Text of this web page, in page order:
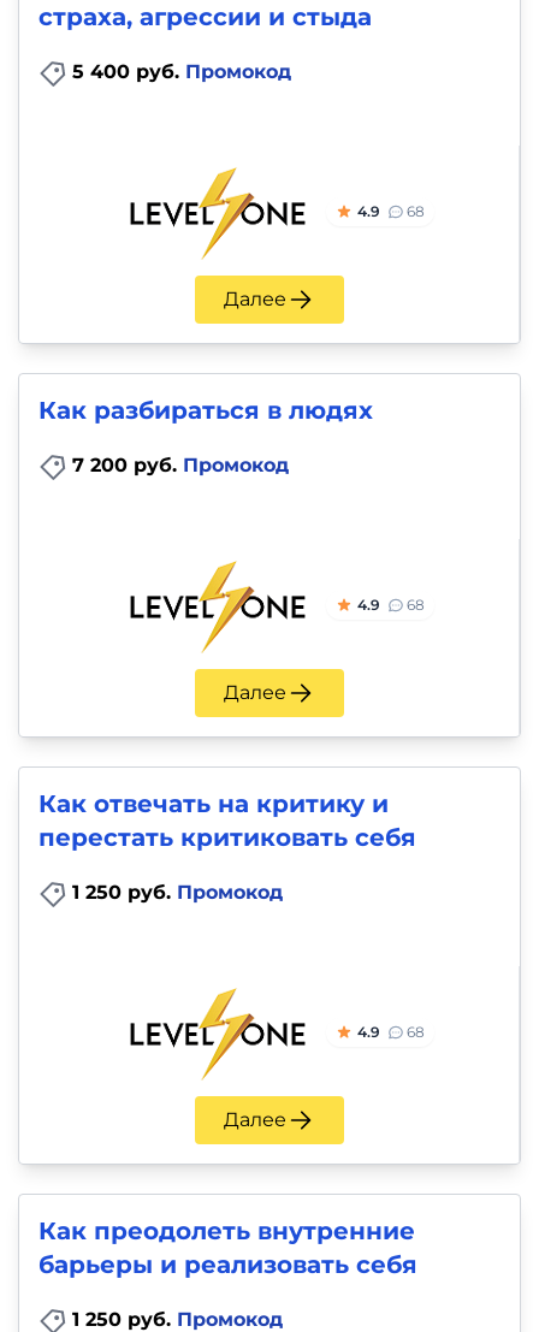
страха, агрессии и стыда
5 400 руб. Промокод
4.9 68
Далее
Как разбираться в людях
7 200 руб. Промокод
4.9 68
Далее
Как отвечать на критику и
перестать критиковать себя
1 250 руб. Промокод
4.9 68
Далее
Как преодолеть внутренние
барьеры и реализовать себя
1 250 руб. Промокод